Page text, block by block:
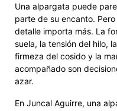
Una alpargata puede
parte de su encanto.
detalle importa más. La
suela, la tensión del hilo,
firmeza del cosido y la
acompañado son
azar.
En Juncal Aguirre, una